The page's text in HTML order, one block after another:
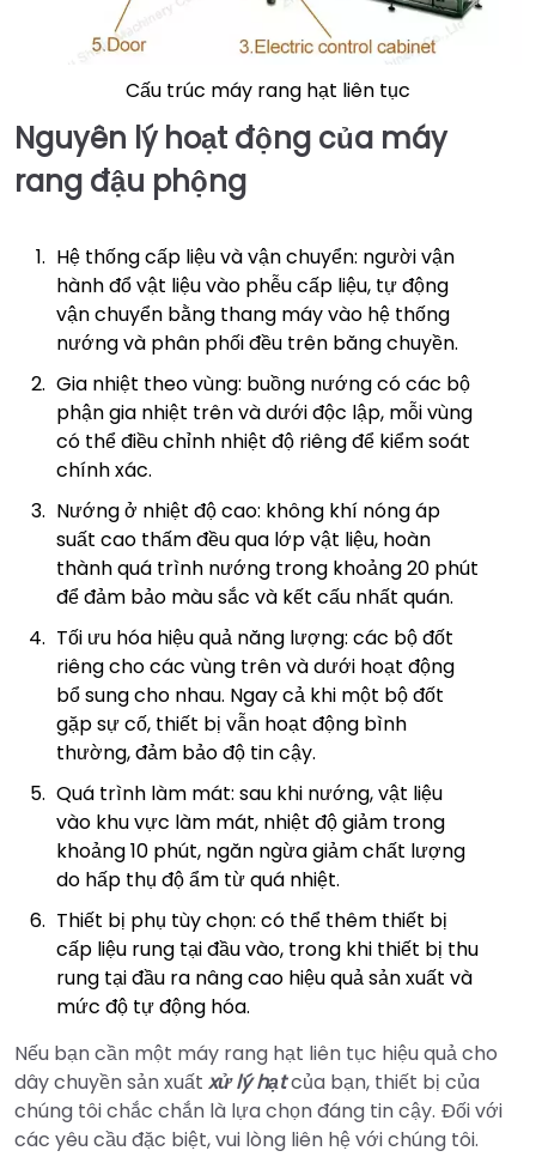
Cấu trúc máy rang hạt liên tục
Nguyên lý hoạt động của máy
rang đậu phộng
Hệ thống cấp liệu và vận chuyển: người vận
hành đổ vật liệu vào phễu cấp liệu, tự động
vận chuyển bằng thang máy vào hệ thống
nướng và phân phối đều trên băng chuyền.
Gia nhiệt theo vùng: buồng nướng có các bộ
phận gia nhiệt trên và dưới độc lập, mỗi vùng
có thể điều chỉnh nhiệt độ riêng để kiểm soát
chính xác.
Nướng ở nhiệt độ cao: không khí nóng áp
suất cao thấm đều qua lớp vật liệu, hoàn
thành quá trình nướng trong khoảng 20 phút
để đảm bảo màu sắc và kết cấu nhất quán.
Tối ưu hóa hiệu quả năng lượng: các bộ đốt
riêng cho các vùng trên và dưới hoạt động
bổ sung cho nhau. Ngay cả khi một bộ đốt
gặp sự cố, thiết bị vẫn hoạt động bình
thường, đảm bảo độ tin cậy.
Quá trình làm mát: sau khi nướng, vật liệu
vào khu vực làm mát, nhiệt độ giảm trong
khoảng 10 phút, ngăn ngừa giảm chất lượng
do hấp thụ độ ẩm từ quá nhiệt.
Thiết bị phụ tùy chọn: có thể thêm thiết bị
cấp liệu rung tại đầu vào, trong khi thiết bị thu
rung tại đầu ra nâng cao hiệu quả sản xuất và
mức độ tự động hóa.
Nếu bạn cần một máy rang hạt liên tục hiệu quả cho
dây chuyền sản xuất xử lý hạtcủa bạn, thiết bị của
chúng tôi chắc chắn là lựa chọn đáng tin cậy. Đối với
các yêu cầu đặc biệt, vui lòng liên hệ với chúng tôi.